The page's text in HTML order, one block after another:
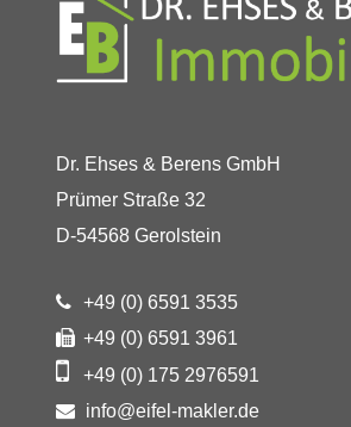
Dr. Ehses & Berens GmbH
Prümer Straße 32
D-54568 Gerolstein
+49 (0) 6591 3535
+49 (0) 6591 3961
+49 (0) 175 2976591
info@eifel-makler.de